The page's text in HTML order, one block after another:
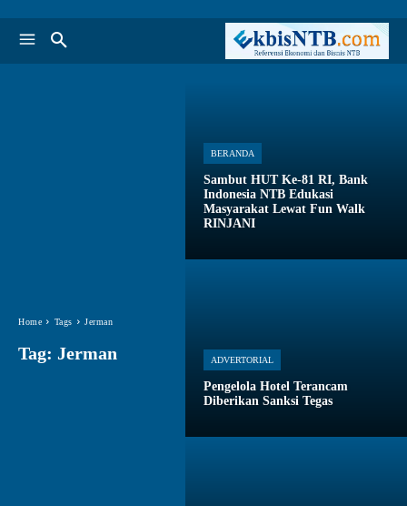
Home Tags Jerman
Tag: Jerman
BERANDA
Sambut HUT Ke-81 RI, Bank
Indonesia NTB Edukasi
Masyarakat Lewat Fun Walk
RINJANI
ADVERTORIAL
Pengelola Hotel Terancam
Diberikan Sanksi Tegas